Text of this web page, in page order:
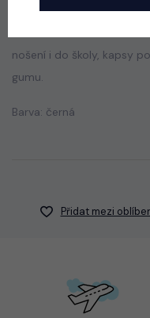
nošení i do školy, kapsy
gumu.
Barva: černá
Přidat mezi